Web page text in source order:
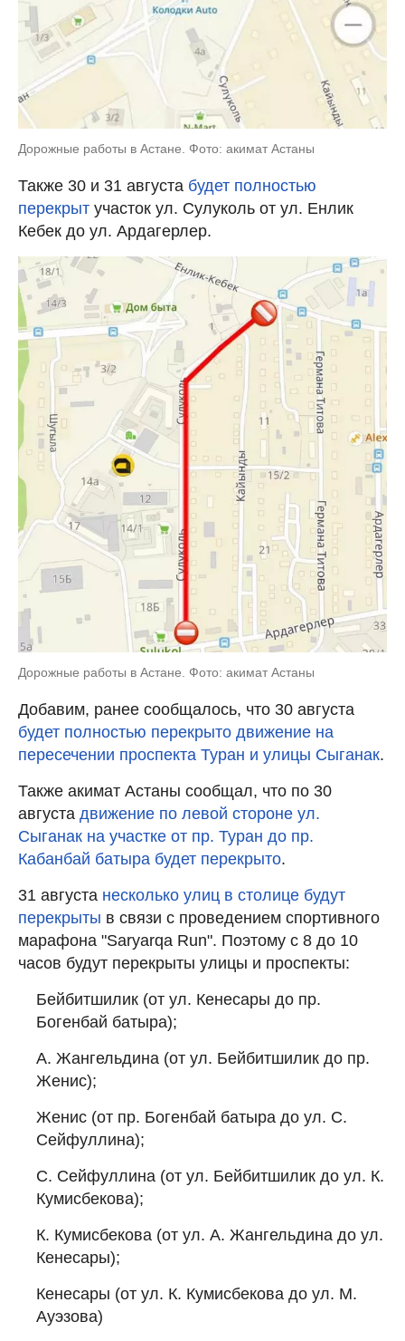
Дорожные работы в Астане. Фото: акимат Астаны
Также 30 и 31 августа будет полностью
перекрыт участок ул. Сулуколь от ул. Енлик
Кебек до ул. Ардагерлер.
Дорожные работы в Астане. Фото: акимат Астаны
Добавим, ранее сообщалось, что 30 августа
будет полностью перекрыто движение на
пересечении проспекта Туран и улицы Сыганак.
Также акимат Астаны сообщал, что по 30
августа движение по левой стороне ул.
Сыганак на участке от пр. Туран до пр.
Кабанбай батыра будет перекрыто.
31 августа несколько улиц в столице будут
перекрыты в связи с проведением спортивного
марафона "Saryarqa Run". Поэтому с 8 до 10
часов будут перекрыты улицы и проспекты:
Бейбитшилик (от ул. Кенесары до пр.
Богенбай батыра);
А. Жангельдина (от ул. Бейбитшилик до пр.
Женис);
Женис (от пр. Богенбай батыра до ул. С.
Сейфуллина);
С. Сейфуллина (от ул. Бейбитшилик до ул. К.
Кумисбекова);
К. Кумисбекова (от ул. А. Жангельдина до ул.
Кенесары);
Кенесары (от ул. К. Кумисбекова до ул. М.
Ауэзова)